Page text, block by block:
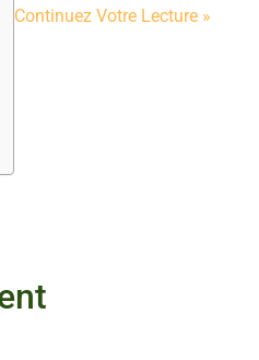
Continuez Votre Lecture »